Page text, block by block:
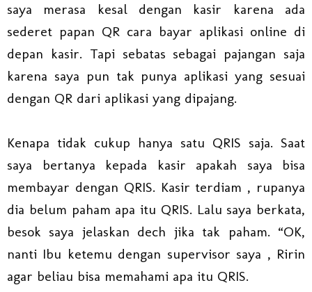
saya merasa kesal dengan kasir karena ada
sederet papan QR cara bayar aplikasi online di
depan kasir. Tapi sebatas sebagai pajangan saja
karena saya pun tak punya aplikasi yang sesuai
dengan QR dari aplikasi yang dipajang.
Kenapa tidak cukup hanya satu QRIS saja. Saat
saya bertanya kepada kasir apakah saya bisa
membayar dengan QRIS. Kasir terdiam , rupanya
dia belum paham apa itu QRIS. Lalu saya berkata,
besok saya jelaskan dech jika tak paham. “OK,
nanti Ibu ketemu dengan supervisor saya , Ririn
agar beliau bisa memahami apa itu QRIS.